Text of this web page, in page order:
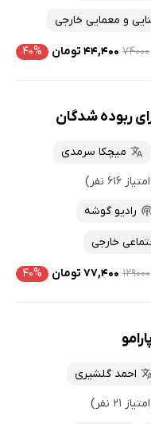
و معمایی خارجی
۷۴۰۰۰ ۴۴,۴۰۰ تومان ۴۰%
ربوده شدگان
میچکا سرمدی
۶۱۶ نفر)
رادیو گوشه
خارجی
۱۲۹۰۰۰ ۷۷,۴۰۰ تومان ۴۰%
احمد گلشیری
۲۱ نفر)